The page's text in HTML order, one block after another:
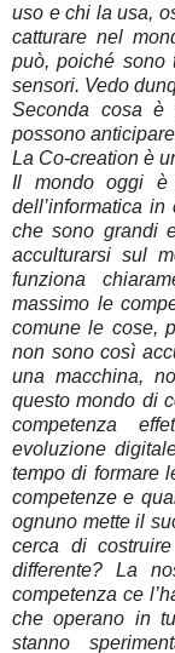
uso e chi la usa,
catturare nel
può, poiché sono
sensori. Vedo
Seconda cosa
possono
La Co-creation è
Il mondo oggi
dell’informatica
che sono grandi
acculturarsi sul
funziona
massimo le
comune le cose,
non sono così
una macchina,
questo mondo di
competenza
evoluzione
tempo di formare
competenze e
ognuno mette il
cerca di
differente? La
competenza ce
che operano in
stanno